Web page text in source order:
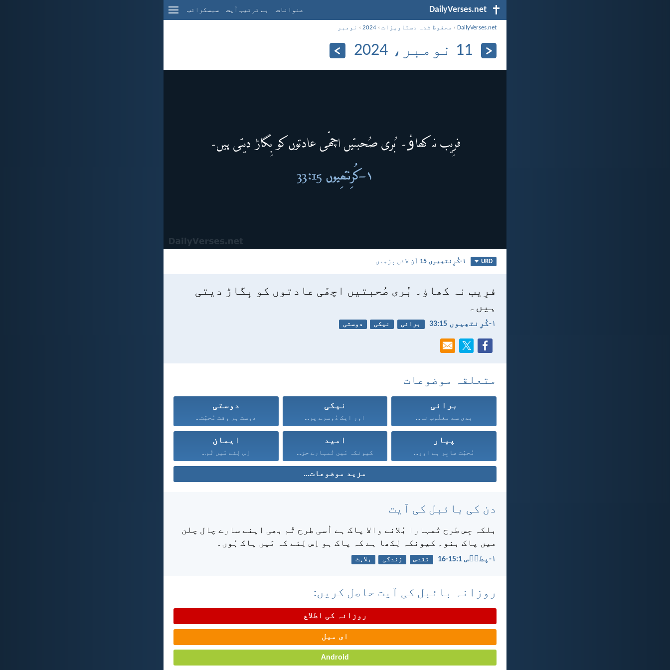
DailyVerses.net عنوانات بے ترتیب آیت سبسکرائب
DailyVerses.net
› محفوظ شدہ دستاویزات ›
2024
› نومبر
11 نومبر، 2024
URD ۱-کُرِنتھِیوں 15 آن لائن پڑھیں
فرِیب نہ کھاؤ۔ بُری صُحبتیں اچھّی عادتوں کو بِگاڑ دیتی
ہیں۔
۱-کُرِنتھِیوں 15:‏33 برائی نیکی دوستی
متعلقہ موضوعات
برائی
بدی سے مغلُوب نہ...
نیکی
اور ایک دُوسرے پر...
دوستی
دوست ہر وقت مُحبّت...
پیار
مُحبّت صابِر ہے اور...
امید
کیونکہ مَیں تُمہارے حق...
ایمان
اِس لِئے مَیں تُم...
مزید موضوعات...
دن کی بائبل کی آیت
بلکہ جِس طرح تُمہارا بُلانے والا پاک ہے اُسی طرح تُم بھی اپنے سارے چال چلن
میں پاک بنو۔ کیونکہ لِکھا ہے کہ پاک ہو اِس لِئے کہ مَیں پاک ہُوں۔
۱-پطرؔس 1:‏15-‏16 تقدس زندگی بلاہٹ
روزانہ بائبل کی آیت حاصل کریں:
روزانہ کی اطلاع
ای میل
Android